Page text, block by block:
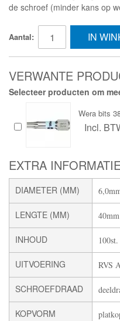
de schroef (minder kans op
Aantal: IN
VERWANTE
Selecteer producten om
Wera bits
Incl.
EXTRA
DIAMETER (MM)
LENGTE (MM) 40mm
INHOUD 100st.
UITVOERING RVS
SCHROEFDRAAD
KOPVORM